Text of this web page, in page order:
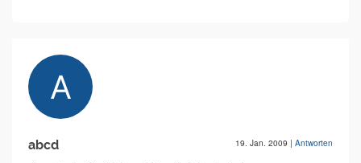
abcd 19. Jan. 2009 | Antworten